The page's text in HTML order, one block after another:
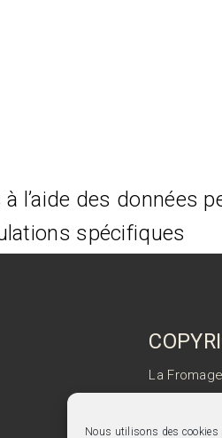
Nous utilisons des cookies
l’aide des données
spécifiques
La